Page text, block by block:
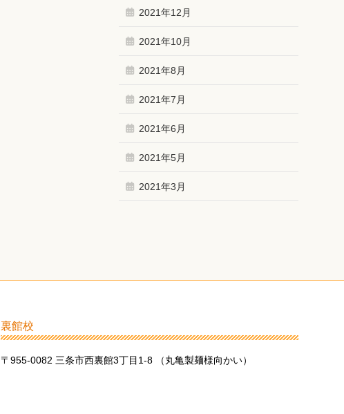
2021年12月
2021年10月
2021年8月
2021年7月
2021年6月
2021年5月
2021年3月
裏館校
〒955-0082 三条市西裏館3丁目1-8 （丸亀製麺様向かい）